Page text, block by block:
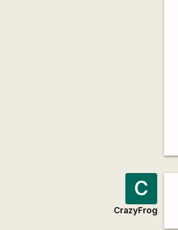
C
CrazyFrog